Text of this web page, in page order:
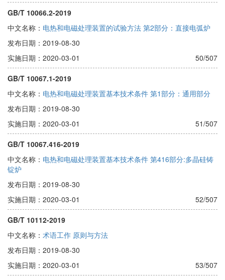
GB/T 10066.2-2019
中文名称： 电热和电磁处理装置的试验方法 第2部分：直接电弧炉
发布日期：2019-08-30
实施日期：2020-03-01
50/507
GB/T 10067.1-2019
中文名称： 电热和电磁处理装置基本技术条件 第1部分：通用部分
发布日期：2019-08-30
实施日期：2020-03-01
51/507
GB/T 10067.416-2019
中文名称： 电热和电磁处理装置基本技术条件 第416部分:多晶硅铸
锭炉
发布日期：2019-08-30
实施日期：2020-03-01
52/507
GB/T 10112-2019
中文名称： 术语工作 原则与方法
发布日期：2019-08-30
实施日期：2020-03-01
53/507